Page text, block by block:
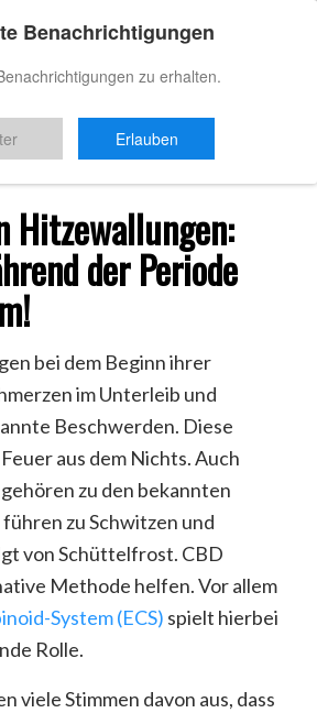
/ CBD Hitzewallungen
Hitzewallungen:
der Periode
bei dem Beginn ihrer
im Unterleib und
Beschwerden. Diese
aus dem Nichts. Auch
zu den bekannten
zu Schwitzen und
von Schüttelfrost. CBD
Methode helfen. Vor allem
System (ECS) spielt hierbei
Rolle.
viele Stimmen davon aus, dass
Benachrichtigungen
zu erhalten.
Erlauben